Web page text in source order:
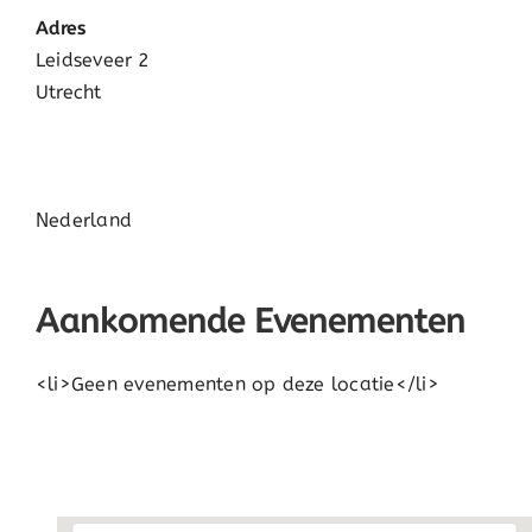
Adres
Leidseveer 2
Utrecht
Nederland
Aankomende Evenementen
<li>Geen evenementen op deze locatie</li>